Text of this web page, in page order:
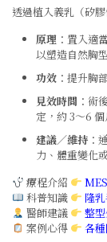
透過植入義乳（矽
原理 ：置入適
以塑造自然胸
功效 ：提升胸
見效時間 ：術
定，約 3～6
建議／維持 ：
力、體重變化
療程介紹
科普知識
隆
醫師建議
整
案例心得
各